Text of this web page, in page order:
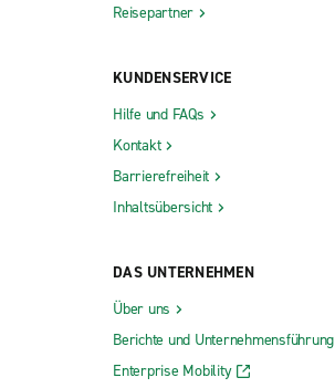
Reisepartner
KUNDENSERVICE
Hilfe und FAQs
Kontakt
Barrierefreiheit
Inhaltsübersicht
DAS UNTERNEHMEN
Über uns
Berichte und Unternehmensführung
Enterprise Mobility